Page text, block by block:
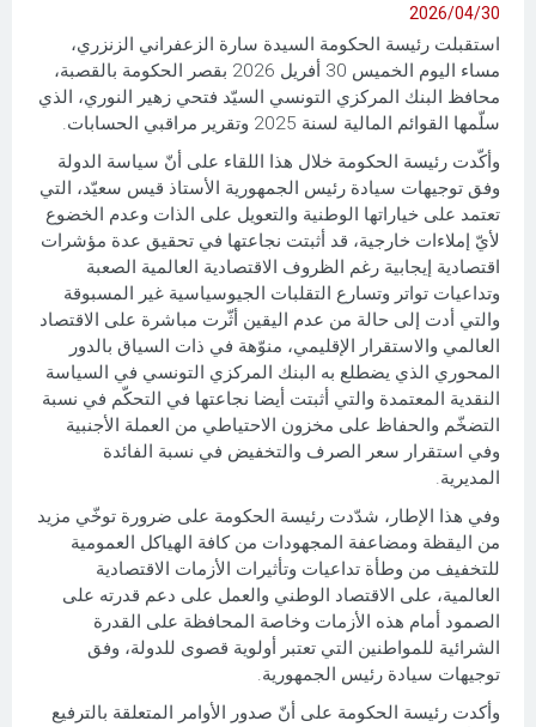
2026/04/30
استقبلت رئيسة الحكومة السيدة سارة الزعفراني الزنزري،
مساء اليوم الخميس 30 أفريل 2026 بقصر الحكومة بالقصبة،
محافظ البنك المركزي التونسي السيّد فتحي زهير النوري، الذي
سلّمها القوائم المالية لسنة 2025 وتقرير مراقبي الحسابات.
وأكّدت رئيسة الحكومة خلال هذا اللقاء على أنّ سياسة الدولة
وفق توجيهات سيادة رئيس الجمهورية الأستاذ قيس سعيّد، التي
تعتمد على خياراتها الوطنية والتعويل على الذات وعدم الخضوع
لأيّ إملاءات خارجية، قد أثبتت نجاعتها في تحقيق عدة مؤشرات
اقتصادية إيجابية رغم الظروف الاقتصادية العالمية الصعبة
وتداعيات تواتر وتسارع التقلبات الجيوسياسية غير المسبوقة
والتي أدت إلى حالة من عدم اليقين أثّرت مباشرة على الاقتصاد
العالمي والاستقرار الإقليمي، منوّهة في ذات السياق بالدور
المحوري الذي يضطلع به البنك المركزي التونسي في السياسة
النقدية المعتمدة والتي أثبتت أيضا نجاعتها في التحكّم في نسبة
التضخّم والحفاظ على مخزون الاحتياطي من العملة الأجنبية
وفي استقرار سعر الصرف والتخفيض في نسبة الفائدة
المديرية.
وفي هذا الإطار، شدّدت رئيسة الحكومة على ضرورة توخّي مزيد
من اليقظة ومضاعفة المجهودات من كافة الهياكل العمومية
للتخفيف من وطأة تداعيات وتأثيرات الأزمات الاقتصادية
العالمية، على الاقتصاد الوطني والعمل على دعم قدرته على
الصمود أمام هذه الأزمات وخاصة المحافظة على القدرة
الشرائية للمواطنين التي تعتبر أولوية قصوى للدولة، وفق
توجيهات سيادة رئيس الجمهورية.
وأكدت رئيسة الحكومة على أنّ صدور الأوامر المتعلقة بالترفيع